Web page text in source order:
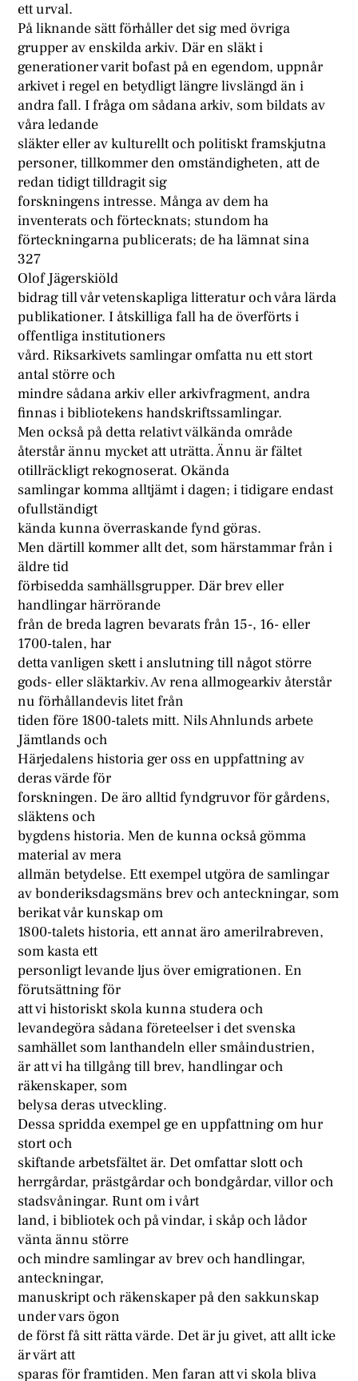
ett urval.
På liknande sätt förhåller det sig med övriga
grupper av enskilda arkiv. Där en släkt i
generationer varit bofast på en egendom, uppnår
arkivet i regel en betydligt längre livslängd än i
andra fall. I fråga om sådana arkiv, som bildats av
våra ledande
släkter eller av kulturellt och politiskt framskjutna
personer, tillkommer den omständigheten, att de
redan tidigt tilldragit sig
forskningens intresse. Många av dem ha
inventerats och förtecknats; stundom ha
förteckningarna publicerats; de ha lämnat sina
327
Olof Jägerskiöld
bidrag till vår vetenskapliga litteratur och våra lärda
publikationer. I åtskilliga fall ha de överförts i
offentliga institutioners
vård. Riksarkivets samlingar omfatta nu ett stort
antal större och
mindre sådana arkiv eller arkivfragment, andra
finnas i bibliotekens handskriftssamlingar.
Men också på detta relativt välkända område
återstår ännu mycket att uträtta. Ännu är fältet
otillräckligt rekognoserat. Okända
samlingar komma alltjämt i dagen; i tidigare endast
ofullständigt
kända kunna överraskande fynd göras.
Men därtill kommer allt det, som härstammar från i
äldre tid
förbisedda samhällsgrupper. Där brev eller
handlingar härrörande
från de breda lagren bevarats från 15-, 16- eller
1700-talen, har
detta vanligen skett i anslutning till något större
gods- eller släktarkiv. Av rena allmogearkiv återstår
nu förhållandevis litet från
tiden före 1800-talets mitt. Nils Ahnlunds arbete
Jämtlands och
Härjedalens historia ger oss en uppfattning av
deras värde för
forskningen. De äro alltid fyndgruvor för gårdens,
släktens och
bygdens historia. Men de kunna också gömma
material av mera
allmän betydelse. Ett exempel utgöra de samlingar
av bonderiksdagsmäns brev och anteckningar, som
berikat vår kunskap om
1800-talets historia, ett annat äro amerilrabreven,
som kasta ett
personligt levande ljus över emigrationen. En
förutsättning för
att vi historiskt skola kunna studera och
levandegöra sådana företeelser i det svenska
samhället som lanthandeln eller småindustrien,
är att vi ha tillgång till brev, handlingar och
räkenskaper, som
belysa deras utveckling.
Dessa spridda exempel ge en uppfattning om hur
stort och
skiftande arbetsfältet är. Det omfattar slott och
herrgårdar, prästgårdar och bondgårdar, villor och
stadsvåningar. Runt om i vårt
land, i bibliotek och på vindar, i skåp och lådor
vänta ännu större
och mindre samlingar av brev och handlingar,
anteckningar,
manuskript och räkenskaper på den sakkunskap
under vars ögon
de först få sitt rätta värde. Det är ju givet, att allt icke
är värt att
sparas för framtiden. Men faran att vi skola bliva